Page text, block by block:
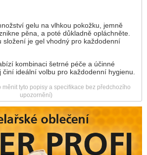
gelu na vlhkou pokožku, jemně
pěna, a poté důkladně opláchněte.
složení je gel vhodný pro každodenní
kombinaci šetrné péče a účinné
ideální volbu pro každodenní hygienu.
měnit tyto popisy a specifikace bez předchozího
upozornění)